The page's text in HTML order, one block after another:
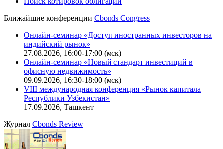
Ближайшие конференции Cbonds Congress
Онлайн-семинар «Доступ иностранных инвесторов на
индийский рынок»
27.08.2026, 16:00-17:00 (мск)
Онлайн-семинар «Новый стандарт инвестиций в
офисную недвижимость»
09.09.2026, 16:30-18:00 (мск)
VIII международная конференция «Рынок капитала
Республики Узбекистан»
17.09.2026, Ташкент
Журнал Cbonds Review